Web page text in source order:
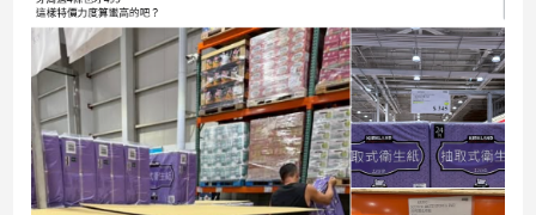
房
產
品
觀